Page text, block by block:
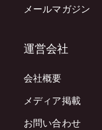
メールマガジン
運営会社
会社概要
メディア掲載
お問い合わせ